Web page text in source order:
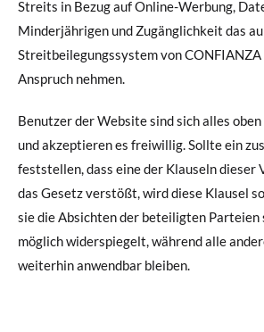
Streits in Bezug auf Online-Werbung,
Minderjährigen und Zugänglichkeit das
Streitbeilegungssystem von
Anspruch nehmen.
Benutzer der Website sind sich alles
und akzeptieren es freiwillig. Sollte ein
feststellen, dass eine der Klauseln dieser
das Gesetz verstößt, wird diese Klausel
sie die Absichten der beteiligten Parteien
möglich widerspiegelt, während alle
weiterhin anwendbar bleiben.